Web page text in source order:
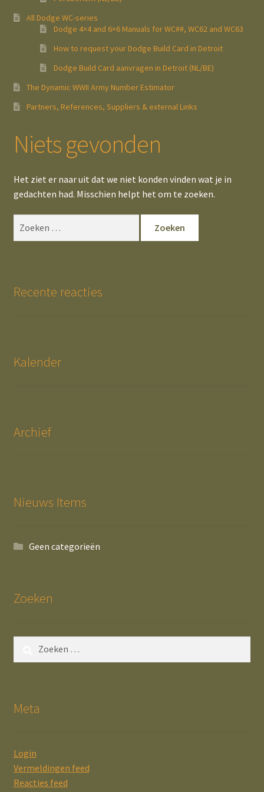
All Dodge WC-series
Dodge 4×4 and 6×6 Manuals for WC##, WC62 and WC63
How to request your Dodge Build Card in Detroit
Dodge Build Card aanvragen in Detroit (NL/BE)
The Dynamic WWII Army Number Estimator
Partners, References, Suppliers & external Links
Niets gevonden
Het ziet er naar uit dat we niet konden vinden wat je in
gedachten had. Misschien helpt het om te zoeken.
Recente reacties
Kalender
Archief
Nieuws Items
Geen categorieën
Zoeken
Meta
Login
Vermeldingen feed
Reacties feed